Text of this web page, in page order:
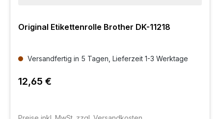
Original Etikettenrolle Brother DK-11218
Versandfertig in 5 Tagen, Lieferzeit 1-3 Werktage
12,65 €